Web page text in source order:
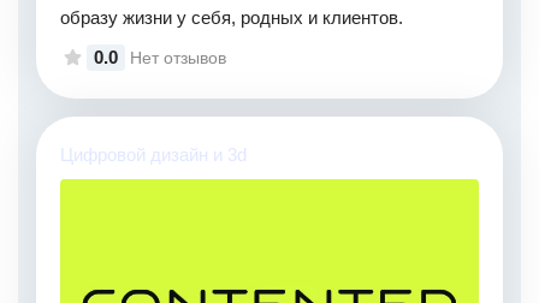
образу жизни у себя, родных и клиентов.
0.0
Нет отзывов
Цифровой дизайн и 3d